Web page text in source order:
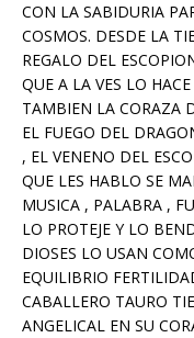
CON LA SABIDURIA
COSMOS. DESDE LA
REGALO DEL
QUE A LA VES LO
TAMBIEN LA CORAZA
EL FUEGO DEL
, EL VENENO DEL
QUE LES HABLO SE
MUSICA , PALABRA ,
LO PROTEJE Y LO
DIOSES LO USAN
EQUILIBRIO
CABALLERO TAURO
ANGELICAL EN SU